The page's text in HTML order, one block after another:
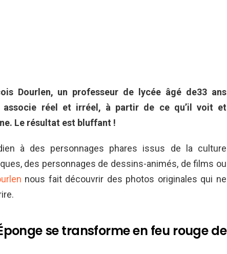
Dourlen, un professeur de lycée âgé de33 ans
associe réel et irréel, à partir de ce qu’il voit et
Le résultat est bluffant !
à des personnages phares issus de la culture
des personnages de dessins-animés, de films ou
nous fait découvrir des photos originales qui ne
se transforme en feu rouge de